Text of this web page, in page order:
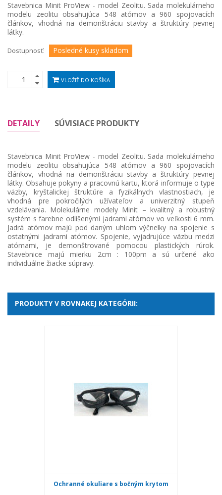
Stavebnica Minit ProView - model Zeolitu. Sada molekulárneho
modelu zeolitu obsahujúca 548 atómov a 960 spojovacích
článkov, vhodná na demonštráciu stavby a štruktúry pevnej
látky.
Dostupnosť: Posledné kusy skladom
VLOŽIŤ DO KOŠÍKA
DETAILY SÚVISIACE PRODUKTY
Stavebnica Minit ProView - model Zeolitu. Sada molekulárneho
modelu zeolitu obsahujúca 548 atómov a 960 spojovacích
článkov, vhodná na demonštráciu stavby a štruktúry pevnej
látky. Obsahuje pokyny a pracovnú kartu, ktorá informuje o type
väzby, kryštalickej štruktúre a fyzikálnych vlastnostiach, je
vhodná pre pokročilých užívateľov a univerzitný stupeň
vzdelávania. Molekulárne modely Minit – kvalitný a robustný
systém s farebne odlíšenými jadrami atómov vo veľkosti 6 mm.
Jadrá atómov majú pod daným uhlom výčnelky na spojenie s
ostatnými jadrami atómov. Spojenie, vyjadrujúce väzbu medzi
atómami, je demonštrované pomocou plastických rúrok.
Stavebnice majú mierku 2cm : 100pm a sú určené ako
individuálne žiacke súpravy.
PRODUKTY V ROVNAKEJ KATEGÓRII:
Ochranné okuliare s bočným krytom